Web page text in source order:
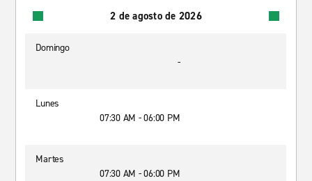
2 de agosto de 2026
Domingo
-
Lunes
07:30 AM - 06:00 PM
Martes
07:30 AM - 06:00 PM